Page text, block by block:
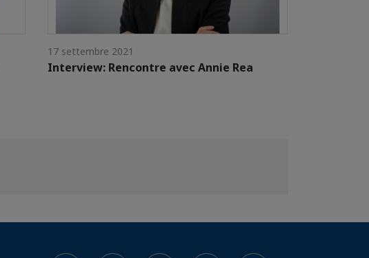
17 settembre 2021
Interview: Rencontre avec Annie Rea